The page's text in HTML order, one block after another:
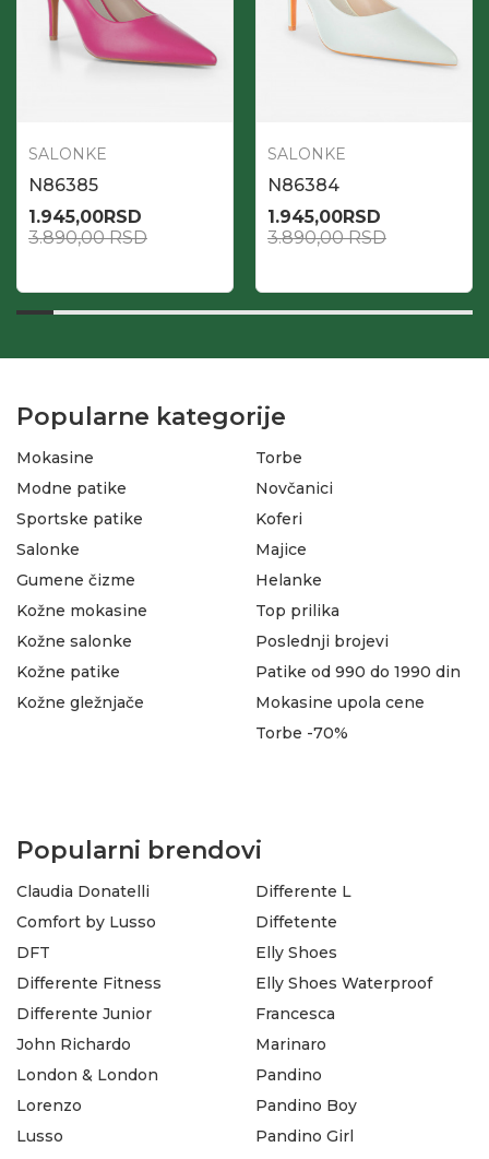
SALONKE
N86385
1.945,00RSD
3.890,00RSD
SALONKE
N86384
1.945,00RSD
3.890,00RSD
Popularne kategorije
Mokasine
Modne patike
Sportske patike
Salonke
Gumene čizme
Torbe
Novčanici
Koferi
Majice
Helanke
Kožne mokasine
Kožne salonke
Kožne patike
Kožne gležnjače
Top prilika
Poslednji brojevi
Patike od 990 do 1990 din
Mokasine upola cene
Torbe -70%
Popularni brendovi
Claudia Donatelli
Comfort by Lusso
DFT
Differente Fitness
Differente Junior
Differente L
Diffetente
Elly Shoes
Elly Shoes Waterproof
Francesca
John Richardo
London & London
Lorenzo
Lusso
Marinaro
Pandino
Pandino Boy
Pandino Girl